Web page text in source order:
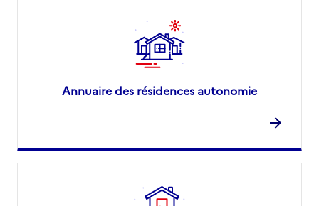
Annuaire des résidences autonomie